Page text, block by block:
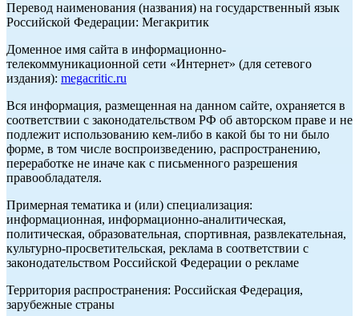
Перевод наименования (названия) на государственный язык
Российской Федерации: Мегакритик
Доменное имя сайта в информационно-
телекоммуникационной сети «Интернет» (для сетевого
издания): megacritic.ru
Вся информация, размещенная на данном сайте, охраняется в
соответствии с законодательством РФ об авторском праве и не
подлежит использованию кем-либо в какой бы то ни было
форме, в том числе воспроизведению, распространению,
переработке не иначе как с письменного разрешения
правообладателя.
Примерная тематика и (или) специализация:
информационная, информационно-аналитическая,
политическая, образовательная, спортивная, развлекательная,
культурно-просветительская, реклама в соответствии с
законодательством Российской Федерации о рекламе
Территория распространения: Российская Федерация,
зарубежные страны